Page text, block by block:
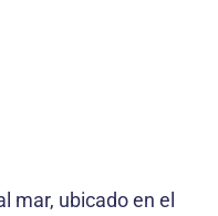
mar, ubicado en el